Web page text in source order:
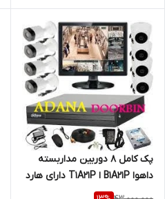
پک کامل 8 دوربین مداربسته
داهوا B1A21P ا T1A21P دارای هارد
و کابل رایگان